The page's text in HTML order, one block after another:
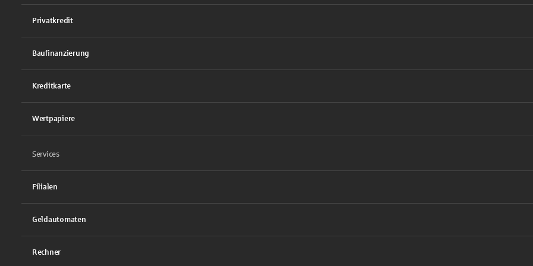
Privatkredit
Baufinanzierung
Kreditkarte
Wertpapiere
Services
Filialen
Geldautomaten
Rechner